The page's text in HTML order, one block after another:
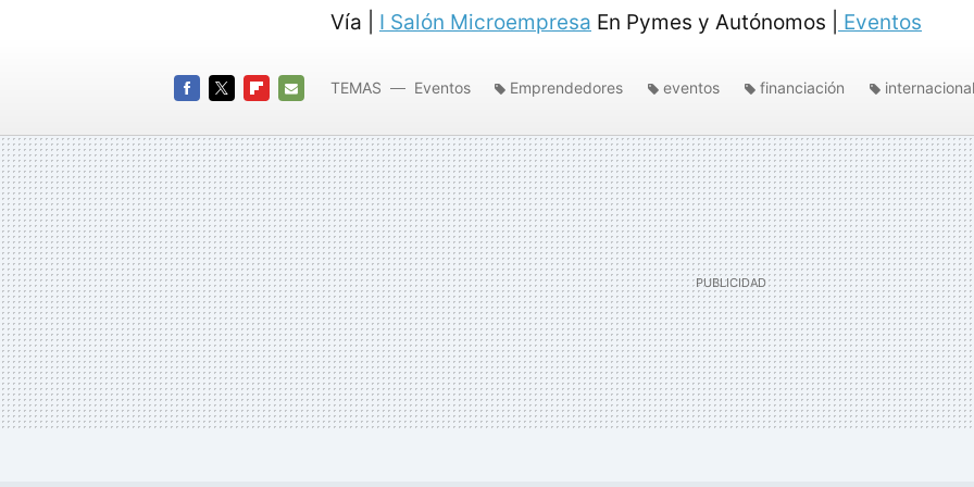
Vía | I Salón Microempresa En Pymes y Autónomos | Eventos
MAIL
TEMAS Eventos Emprendedores eventos financiación